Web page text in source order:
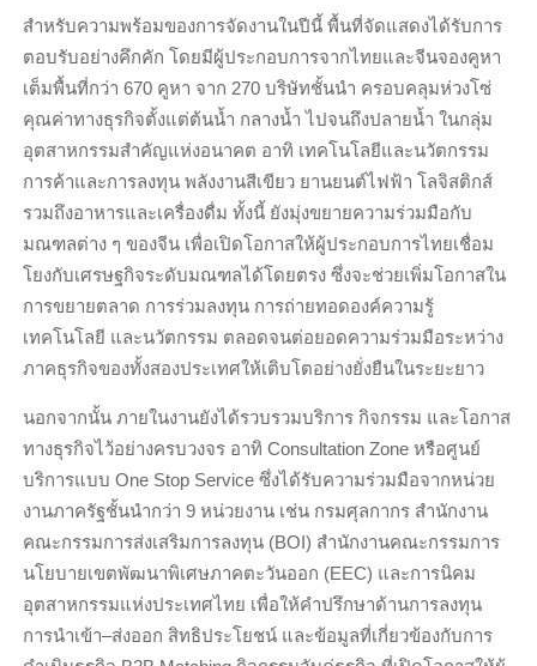
สำหรับความพร้อมของการจัดงานในปีนี้ พื้นที่จัดแสดงได้รับการ
ตอบรับอย่างคึกคัก โดยมีผู้ประกอบการจากไทยและจีนจองคูหา
เต็มพื้นที่กว่า 670 คูหา จาก 270 บริษัทชั้นนำ ครอบคลุมห่วงโซ่
คุณค่าทางธุรกิจตั้งแต่ต้นน้ำ กลางน้ำ ไปจนถึงปลายน้ำ ในกลุ่ม
อุตสาหกรรมสำคัญแห่งอนาคต อาทิ เทคโนโลยีและนวัตกรรม
การค้าและการลงทุน พลังงานสีเขียว ยานยนต์ไฟฟ้า โลจิสติกส์
รวมถึงอาหารและเครื่องดื่ม ทั้งนี้ ยังมุ่งขยายความร่วมมือกับ
มณฑลต่าง ๆ ของจีน เพื่อเปิดโอกาสให้ผู้ประกอบการไทยเชื่อม
โยงกับเศรษฐกิจระดับมณฑลได้โดยตรง ซึ่งจะช่วยเพิ่มโอกาสใน
การขยายตลาด การร่วมลงทุน การถ่ายทอดองค์ความรู้
เทคโนโลยี และนวัตกรรม ตลอดจนต่อยอดความร่วมมือระหว่าง
ภาคธุรกิจของทั้งสองประเทศให้เติบโตอย่างยั่งยืนในระยะยาว
นอกจากนั้น ภายในงานยังได้รวบรวมบริการ กิจกรรม และโอกาส
ทางธุรกิจไว้อย่างครบวงจร อาทิ Consultation Zone หรือศูนย์
บริการแบบ One Stop Service ซึ่งได้รับความร่วมมือจากหน่วย
งานภาครัฐชั้นนำกว่า 9 หน่วยงาน เช่น กรมศุลกากร สำนักงาน
คณะกรรมการส่งเสริมการลงทุน (BOI) สำนักงานคณะกรรมการ
นโยบายเขตพัฒนาพิเศษภาคตะวันออก (EEC) และการนิคม
อุตสาหกรรมแห่งประเทศไทย เพื่อให้คำปรึกษาด้านการลงทุน
การนำเข้า–ส่งออก สิทธิประโยชน์ และข้อมูลที่เกี่ยวข้องกับการ